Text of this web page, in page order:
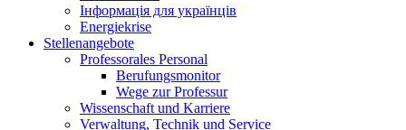
Інформація для українців
Energiekrise
Stellenangebote
Professorales Personal
Berufungsmonitor
Wege zur Professur
Wissenschaft und Karriere
Verwaltung, Technik und Service